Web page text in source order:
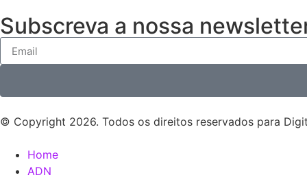
Subscreva a nossa
© Copyright 2026. Todos os direitos reservados para
Home
ADN